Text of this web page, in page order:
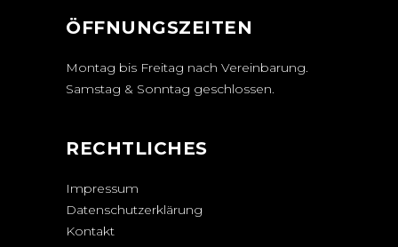
ÖFFNUNGSZEITEN
Montag bis Freitag nach Vereinbarung.
Samstag & Sonntag geschlossen.
RECHTLICHES
Impressum
Datenschutzerklärung
Kontakt